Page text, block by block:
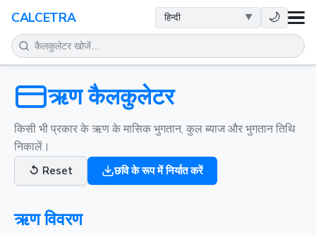
CALCETRA 🌙
गणित
रूपांतरण
विज्ञान
दैनिक
ऋण कैलकुलेटर
किसी भी प्रकार के ऋण के मासिक भुगतान, कुल ब्याज और भुगतान तिथि
निकालें।
↺ Reset छवि के रूप में निर्यात करें
ऋण विवरण